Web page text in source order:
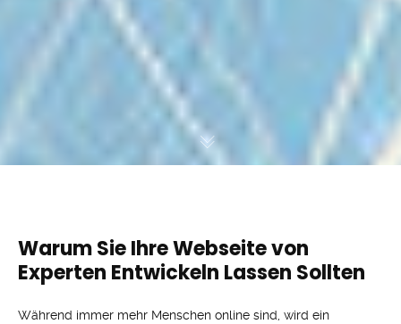
Warum Sie Ihre Webseite von
Experten Entwickeln Lassen Sollten
Während immer mehr Menschen online sind, wird ein